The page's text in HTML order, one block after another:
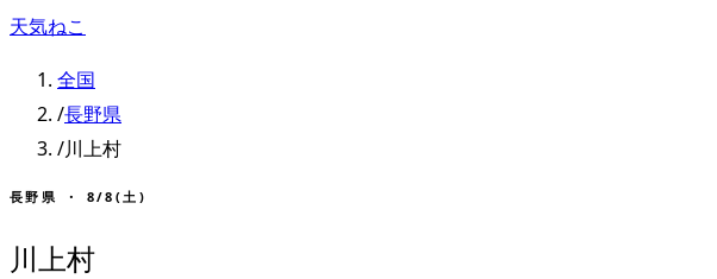
天気ねこ
全国
/長野県
/川上村
長野県 ・ 8/8(土)
川上村